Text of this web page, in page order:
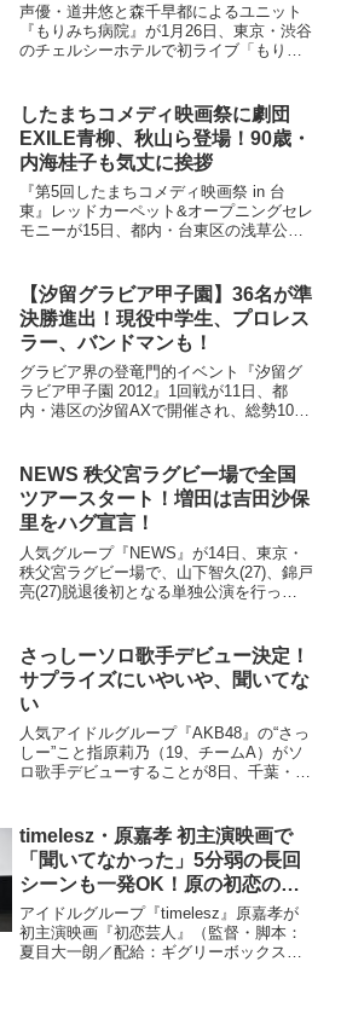
声優・道井悠と森千早都によるユニット
『もりみち病院』が1月26日、東京・渋谷
のチェルシーホテルで初ライブ「もりみ
させた。 『もりみち病院』は、2016年5
月に結成...
したまちコメディ映画祭に劇団
EXILE青柳、秋山ら登場！90歳・
内海桂子も気丈に挨拶
『第5回したまちコメディ映画祭 in 台
東』レッドカーペット&オープニングセレ
モニーが15日、都内・台東区の浅草公会
ション支援作品『メンゲキ！』PRのた
め、『...
【汐留グラビア甲子園】36名が準
決勝進出！現役中学生、プロレス
ラー、バンドマンも！
グラビア界の登竜門的イベント『汐留グ
ラビア甲子園 2012』1回戦が11日、都
内・港区の汐留AXで開催され、総勢104
も見られ、すでにグラドルとして活動し
ている出場者...
NEWS 秩父宮ラグビー場で全国
ツアースタート！増田は吉田沙保
里をハグ宣言！
人気グループ『NEWS』が14日、東京・
秩父宮ラグビー場で、山下智久(27)、錦戸
亮(27)脱退後初となる単独公演を行っ
が「ただいま」と挨拶すると、3万人の
フ...
さっしーソロ歌手デビュー決定！
サプライズにいやいや、聞いてな
い
人気アイドルグループ『AKB48』の“さっ
しー”こと指原莉乃（19、チームA）がソ
ロ歌手デビューすることが8日、千葉・幕
からの本格ソロデビューは“ともちん”板
野...
timelesz・原嘉孝 初主演映画で
「聞いてなかった」5分弱の⻑回
シーンも一発OK！原の初恋の思
い出はポケモン映画の…
アイドルグループ『timelesz』原嘉孝が
初主演映画『初恋芸人』（監督・脚本：
夏目大一朗／配給：ギグリーボックス）